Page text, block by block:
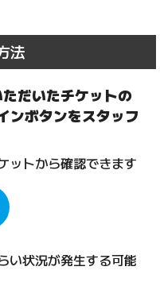
法
だいたチケットの
ンボタンをスタッフ
ットから確認できます
い状況が発生する可能